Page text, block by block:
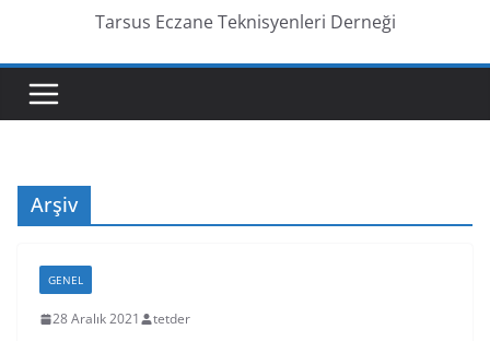
Tarsus Eczane Teknisyenleri Derneği
Arşiv
GENEL
28 Aralık 2021 tetder